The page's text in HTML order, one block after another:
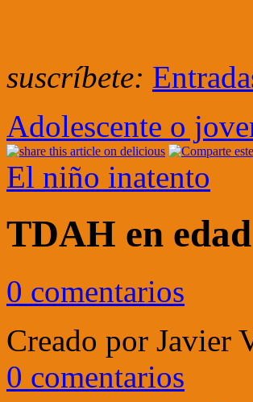
suscríbete:
Adolescente o
El niño inatento
TDAH en
0 comentarios
Creado por Javier
0 comentarios